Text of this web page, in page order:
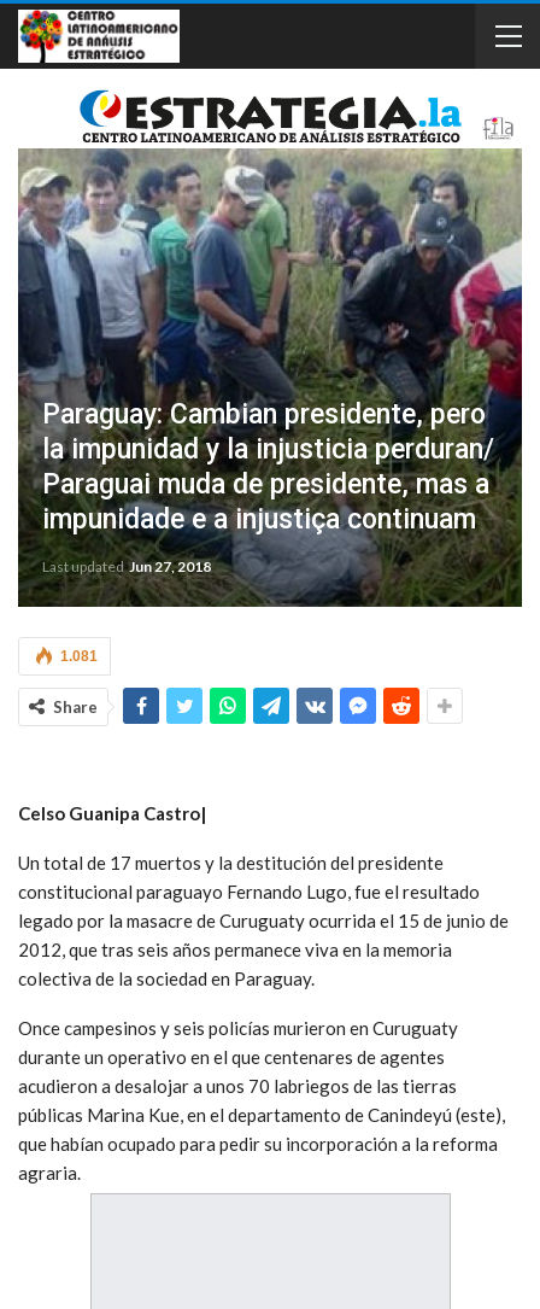
Paraguay: Cambian presidente, pero
la impunidad y la injusticia perduran/
Paraguai muda de presidente, mas a
impunidade e a injustiça continuam
Last updated Jun 27, 2018
1.081
Share
Celso Guanipa Castro|
Un total de 17 muertos y la destitución del presidente
constitucional paraguayo Fernando Lugo, fue el resultado
legado por la masacre de Curuguaty ocurrida el 15 de junio de
2012, que tras seis años permanece viva en la memoria
colectiva de la sociedad en Paraguay.
Once campesinos y seis policías murieron en Curuguaty
durante un operativo en el que centenares de agentes
acudieron a desalojar a unos 70 labriegos de las tierras
públicas Marina Kue, en el departamento de Canindeyú (este),
que habían ocupado para pedir su incorporación a la reforma
agraria.